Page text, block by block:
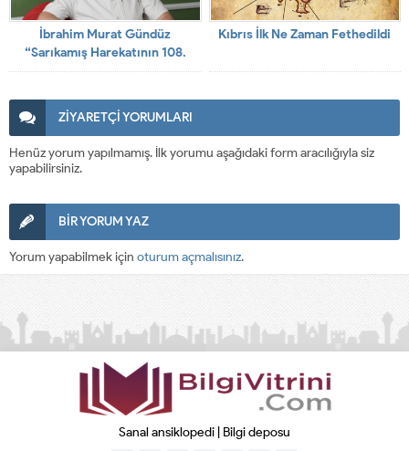
İbrahim Murat Gündüz
“Sarıkamış Harekatının 108.
Yılında Şehitlerimizi Dua ve
Olsun”
Kıbrıs İlk Ne Zaman Fethedildi
ZİYARETÇİ YORUMLARI
Henüz yorum yapılmamış. İlk yorumu aşağıdaki form aracılığıyla siz
yapabilirsiniz.
BİR YORUM YAZ
Yorum yapabilmek için oturum açmalısınız.
Sanal ansiklopedi | Bilgi deposu